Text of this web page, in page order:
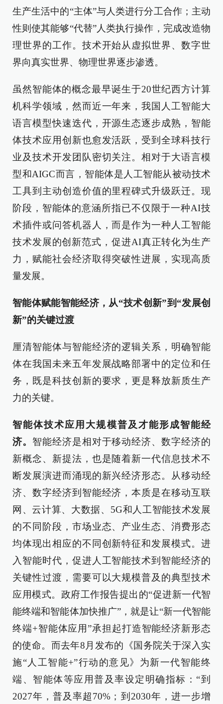
生产生活中的“主体”与人类进行分工合作；主动
性则使其能够“代替”人类执行操作，完成改造物
理世界的工作。技术开始从虚拟世界、数字世
界向真实世界、物理世界逐步渗透。
虽然智能体的概念最早诞生于20世纪西方计算
机科学领域，然而近一年来，我国人工智能大
语言模型快速迭代，开源生态逐步成熟，智能
体技术应用创新也愈发活跃，受到全球科技行
业及技术开发团队密切关注。相对于大语言模
型和AIGC而言，智能体是人工智能从被动技术
工具到主动创造价值的里程碑式升级跃迁。现
阶段，智能体的意涵所指已不仅限于一种AI技
术插件或问答机器人，而是作为一种人工智能
技术发展的创新范式，促进AI真正转化为生产
力，赋能社会经济取得突破性进展，实现高质
量发展。
智能体赋能智能经济，从“技术创新”到“发展创
新”的关键过渡
厘清智能体与智能经济的逻辑关系，明确智能
体在我国未来五年发展战略部署中的定位和任
务，既是科技创新的要求，更是释放新质生产
力的关键。
智能体技术应用大规模普及才能形成智能经
济。 智能经济是相对于移动经济、数字经济的
新概念、新提法，也是随着新一代信息技术不
断发展演进而涌现的新兴经济形态。从移动经
济、数字经济到智能经济，本质是在移动互联
网、云计算、大数据、5G和人工智能技术发展
的不同阶段，市场业态、产业生态、消费形态
均体现出相应的不同创新特征和发展模式。进
入智能时代，促进人工智能技术到智能经济的
关键性过渡，需要可以大规模普及的典型技术
应用模式。政府工作报告提出的“促进新一代智
能终端和智能体加快推广”，就是让“新一代智能
终端+智能体应用”承担起打造智能经济新形态
的使命。而去年8月发布的《国务院关于深入实
施“人工智能+”行动的意见》为新一代智能终
端、智能体等应用普及率设定明确指标：“到
2027年，普及率超70%；到2030年，进一步增